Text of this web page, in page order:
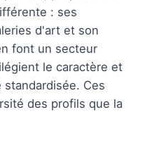
: ses
d'art et son
font un secteur
le caractère et
Ces
des profils que la